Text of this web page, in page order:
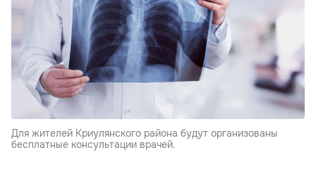
Для жителей Криулянского района будут организованы
бесплатные консультации врачей.